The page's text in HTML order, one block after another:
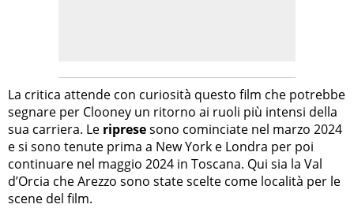
La critica attende con curiosità questo film che potrebbe
segnare per Clooney un ritorno ai ruoli più intensi della
sua carriera. Le ripresesono cominciate nel marzo 2024
e si sono tenute prima a New York e Londra per poi
continuare nel maggio 2024 in Toscana. Qui sia la Val
d’Orcia che Arezzo sono state scelte come località per le
scene del film.